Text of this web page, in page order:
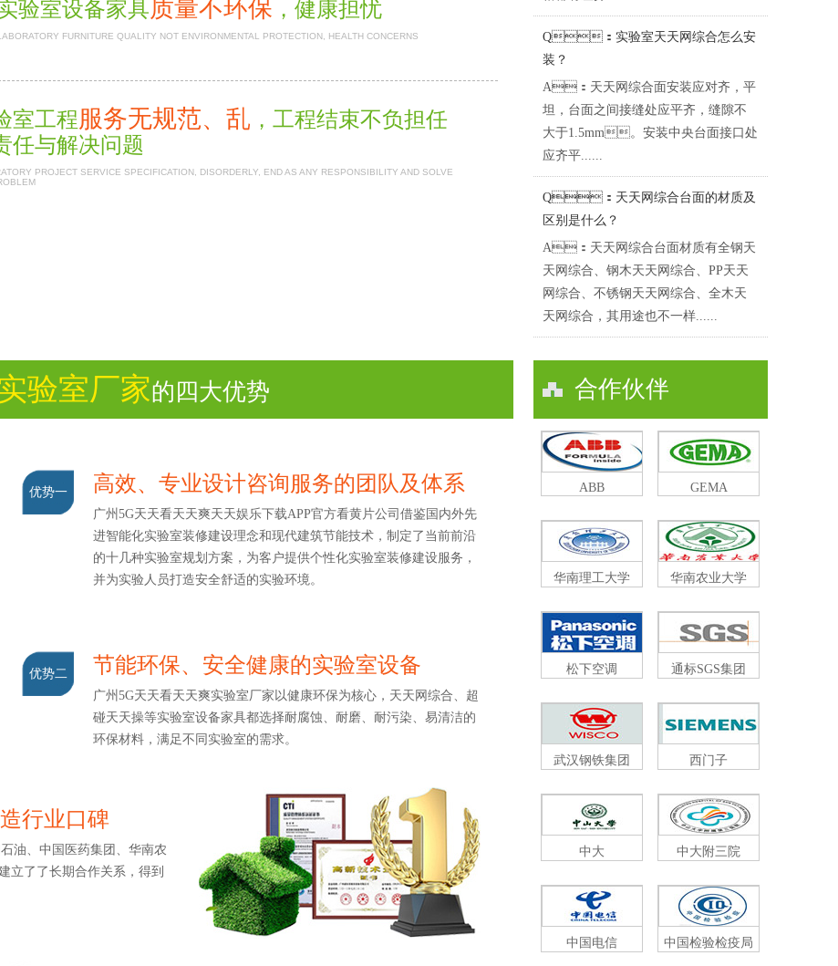
验室设备家具质量不环保 ，健康担忧
FURNITURE QUALITY NOT ENVIRONMENTAL PROTECTION, HEALTH CONCERNS
室工程服务无规范、乱 ，工程结束不负担任
任与解决问题
PROJECT SERVICE SPECIFICATION, DISORDERLY, END AS ANY RESPONSIBILITY AND SOLVE
Q：实验室天天网综合怎么安
装？
A：天天网综合面安装应对齐，平
坦，台面之间接缝处应平齐，缝隙不
大于1.5mm。安装中央台面接口处
应齐平......
Q：天天网综合台面的材质及
区别是什么？
A：天天网综合台面材质有全钢天
天网综合、钢木天天网综合、PP天天
网综合、不锈钢天天网综合、全木天
天网综合，其用途也不一样......
验室厂家的四大优势
优势一 高效、专业设计咨询服务的团队及体系
广州5G天天看天天爽天天娱乐下载APP官方看黄片公司借鉴国内外先
进智能化实验室装修建设理念和现代建筑节能技术，制定了当前前沿
的十几种实验室规划方案，为客户提供个性化实验室装修建设服务，
并为实验人员打造安全舒适的实验环境。
优势二 节能环保、安全健康的实验室设备
广州5G天天看天天爽实验室厂家以健康环保为核心，天天网综合、超
碰天天操等实验室设备家具都选择耐腐蚀、耐磨、耐污染、易清洁的
环保材料，满足不同实验室的需求。
造行业口碑
、中国医药集团、华南农
了了长期合作关系，得到
合作伙伴
ABB GEMA
华南理工大学 华南农业大学
松下空调 通标SGS集团
武汉钢铁集团 西门子
中大 中大附三院
中国电信 中国检验检疫局